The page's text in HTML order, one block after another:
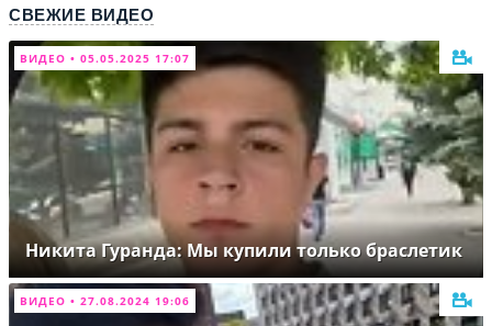
СВЕЖИЕ ВИДЕО
ВИДЕО • 05.05.2025 17:07
Никита Гуранда: Мы купили только браслетик
ВИДЕО • 27.08.2024 19:06